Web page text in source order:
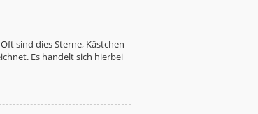
sind dies Sterne, Kästchen
Es handelt sich hierbei